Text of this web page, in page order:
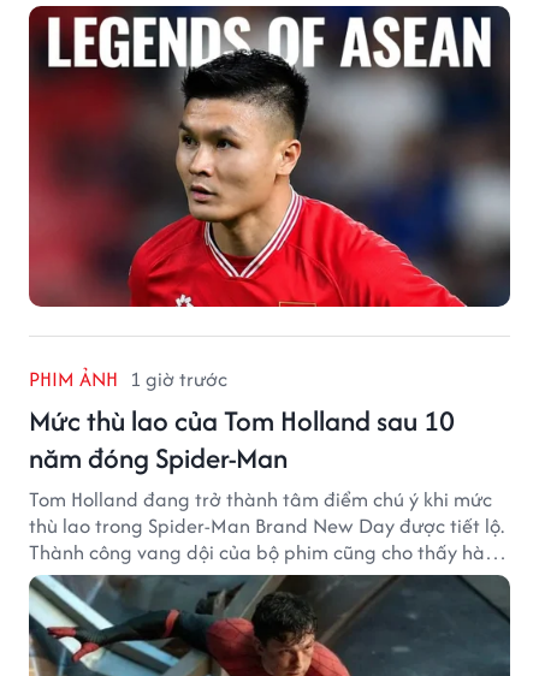
PHIM ẢNH 1 giờ trước
Mức thù lao của Tom Holland sau 10
năm đóng Spider-Man
Tom Holland đang trở thành tâm điểm chú ý khi mức
thù lao trong Spider-Man Brand New Day được tiết lộ.
Thành công vang dội của bộ phim cũng cho thấy hành
trình thăng hạng đáng chú ý của nam diễn viên sau
một thập kỷ gắn bó với vai Người Nhện.